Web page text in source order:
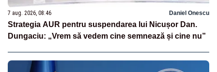
7 aug. 2026, 08:46 Daniel Onescu
Strategia AUR pentru suspendarea lui Nicușor Dan.
Dungaciu: „Vrem să vedem cine semnează și cine nu”